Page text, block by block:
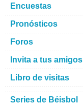
Encuestas
Pronósticos
Foros
Invita a tus amigos
Libro de visitas
Series de Béisbol